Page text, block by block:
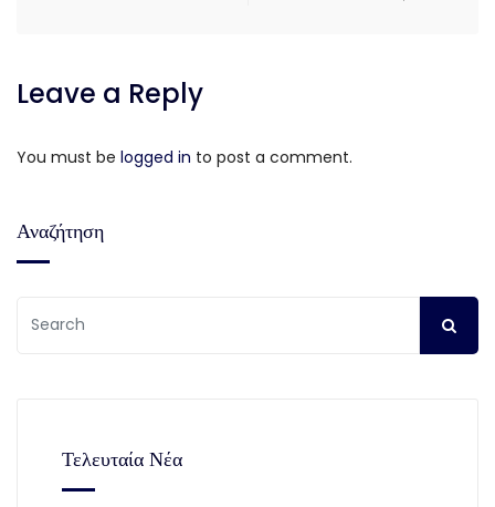
Leave a Reply
You must be logged in to post a comment.
Αναζήτηση
Τελευταία Νέα